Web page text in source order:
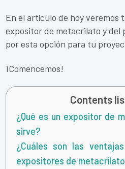
En el artículo de hoy veremos
expositor de metacrilato y del
por esta opción para tu
¡Comencemos!
Contents
¿Qué es un expositor de
sirve?
¿Cuáles son las
expositores de